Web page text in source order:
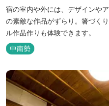
宿の室内や外には、デザインや
の素敵な作品がずらり。箸づく
ル作品作りも体験できます。
中南勢